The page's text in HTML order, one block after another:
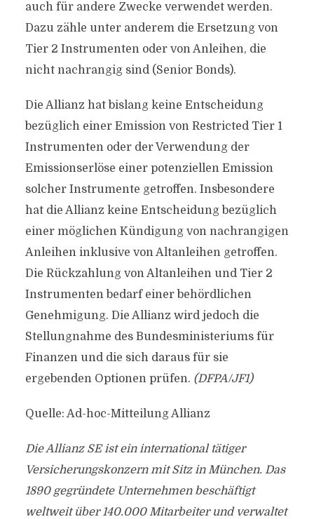
auch für andere Zwecke verwendet werden.
Dazu zähle unter anderem die Ersetzung von
Tier 2 Instrumenten oder von Anleihen, die
nicht nachrangig sind (Senior Bonds).
Die Allianz hat bislang keine Entscheidung
bezüglich einer Emission von Restricted Tier 1
Instrumenten oder der Verwendung der
Emissionserlöse einer potenziellen Emission
solcher Instrumente getroffen. Insbesondere
hat die Allianz keine Entscheidung bezüglich
einer möglichen Kündigung von nachrangigen
Anleihen inklusive von Altanleihen getroffen.
Die Rückzahlung von Altanleihen und Tier 2
Instrumenten bedarf einer behördlichen
Genehmigung. Die Allianz wird jedoch die
Stellungnahme des Bundesministeriums für
Finanzen und die sich daraus für sie
ergebenden Optionen prüfen. (DFPA/JF1)
Quelle: Ad-hoc-Mitteilung Allianz
Die Allianz SE ist ein international tätiger
Versicherungskonzern mit Sitz in München. Das
1890 gegründete Unternehmen beschäftigt
weltweit über 140.000 Mitarbeiter und verwaltet